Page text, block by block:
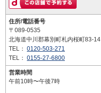
住所/電話番号
〒089-0535
北海道中川郡幕別町札内桜町83-14
TEL： 0120-503-271
TEL： 0155-27-6800
営業時間
午前10時〜午後7時